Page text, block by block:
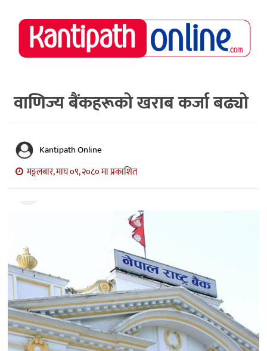
राष्ट्रिय
समाचार
नेपाल
पर्यटन
मनोरञ्जन
विचार
अन्तर्राष्ट्रिय/
प्रवास
भिडियो
राशिफल
वाणिज्य बैंकहरूको खराब कर्जा बढ्यो
Kantipath Online
मङ्गलबार, माघ ०९, २०८० मा प्रकाशित